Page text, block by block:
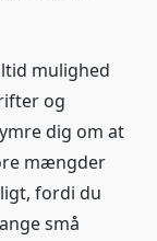
mulighed
og
dig om at
mængder
fordi du
små